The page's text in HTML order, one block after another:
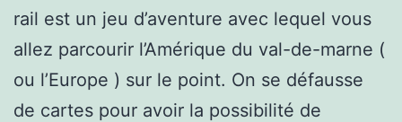
rail est un jeu d’aventure avec lequel vous
allez parcourir l’Amérique du val-de-marne (
ou l’Europe ) sur le point. On se défausse
de cartes pour avoir la possibilité de